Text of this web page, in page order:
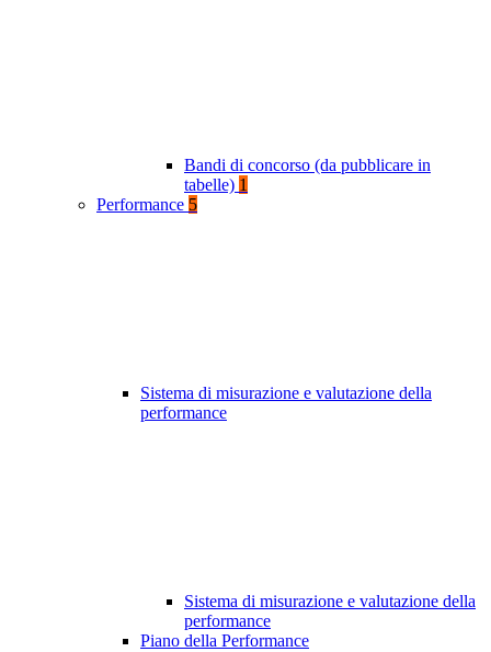
Bandi di concorso (da pubblicare in
tabelle) 1
Performance 5
Sistema di misurazione e valutazione della
performance
Sistema di misurazione e valutazione della
performance
Piano della Performance